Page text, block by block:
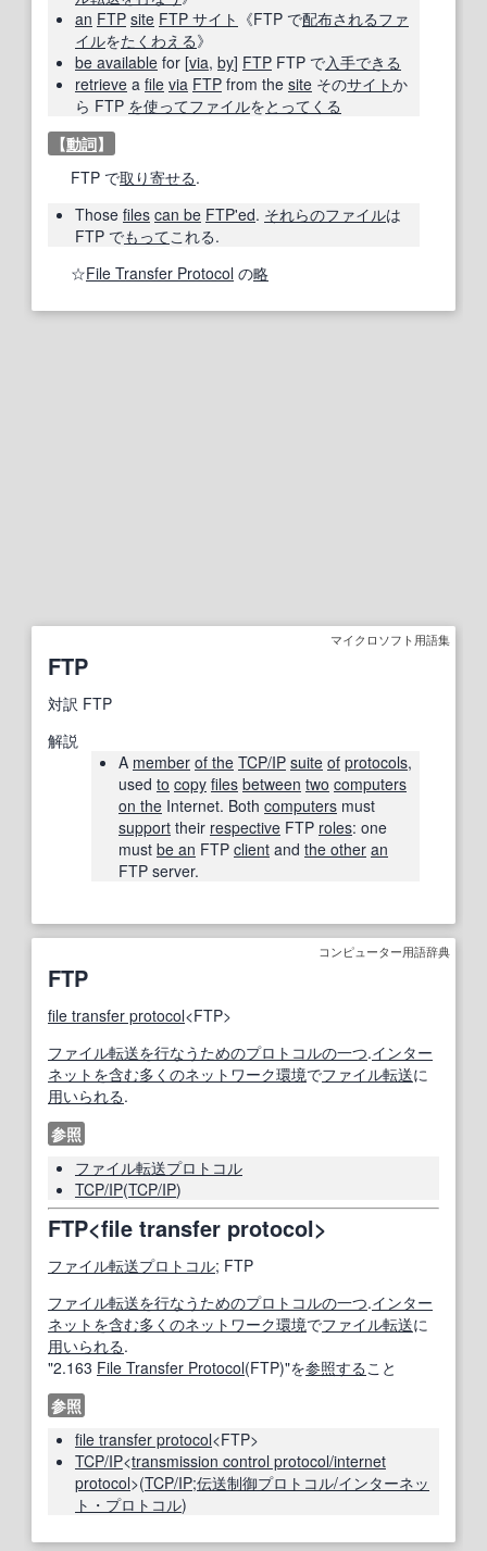
an FTP site FTP サイト 《FTP で配布されるファ
イルをたくわえる》
be available for [via, by] FTP FTP で入手できる
retrieve a file via FTP from the site そのサイトか
ら FTP を使ってファイルをとってくる
【動詞】
FTP で取り寄せる.
Those files can be FTP'ed. それらのファイルは
FTP でもってこれる.
☆File Transfer Protocol の略
マイクロソフト用語集
FTP
対訳 FTP
解説
A member of the TCP/IP suite of protocols,
used to copy files between two computers
on the Internet. Both computers must
support their respective FTP roles: one
must be an FTP client and the other an
FTP server.
コンピューター用語辞典
FTP
file transfer protocol<FTP>
ファイル転送を行なう ためのプロトコルの一つ.インター
ネット を含む多くのネットワーク環境でファイル転送に
用いられる.
参照
ファイル転送プロトコル
TCP/IP(TCP/IP)
FTP<file transfer protocol>
ファイル転送プロトコル; FTP
ファイル転送を行なう ためのプロトコルの一つ.インター
ネット を含む多くのネットワーク環境でファイル転送に
用いられる.
"2.163 File Transfer Protocol(FTP)"を参照すること
参照
file transfer protocol<FTP>
TCP/IP<transmission control protocol/internet
protocol>(TCP/IP;伝送制御プロトコル/インターネッ
ト・プロトコル)